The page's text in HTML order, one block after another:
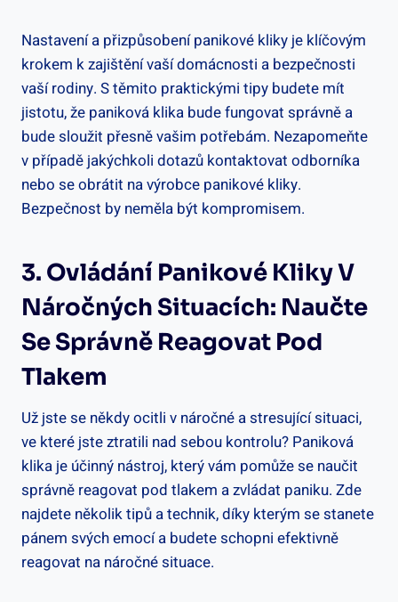
Nastavení a​ přizpůsobení panikové kliky je ⁤klíčovým
krokem⁤ k zajištění vaší domácnosti a bezpečnosti
vaší⁣ rodiny. S těmito praktickými tipy budete mít
⁣jistotu, že paniková klika bude⁤ fungovat správně a
bude sloužit přesně vašim potřebám. Nezapomeňte
v případě jakýchkoli dotazů kontaktovat⁤ odborníka
nebo se obrátit na výrobce panikové kliky.
Bezpečnost​ by⁣ neměla být kompromisem.
3. Ovládání Panikové Kliky V
Náročných Situacích: Naučte
Se Správně Reagovat Pod
Tlakem
Už jste se někdy ocitli v náročné ‍a stresující situaci,
ve které jste ztratili nad sebou kontrolu? Paniková
klika je​ účinný nástroj, který vám pomůže se naučit
správně reagovat pod tlakem a zvládat paniku. Zde
najdete několik tipů a technik, díky kterým se stanete
pánem svých emocí a budete schopni⁢ efektivně
reagovat ⁣na náročné situace.